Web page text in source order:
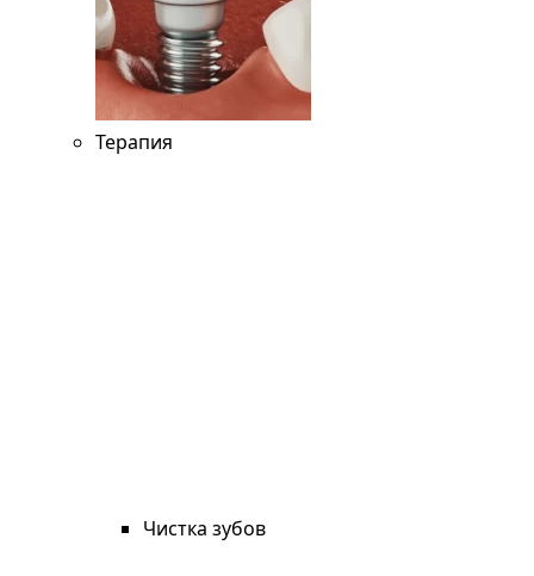
Терапия
Чистка зубов